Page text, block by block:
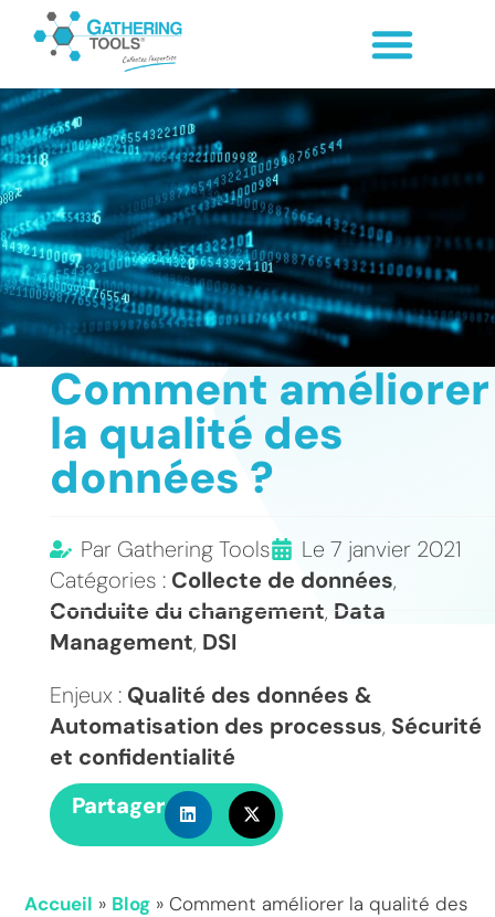
Comment améliorer
la qualité des
données ?
ParGathering Tools Le 7 janvier 2021
Catégories : Collecte de données,
Conduite du changement, Data
Management, DSI
Enjeux : Qualité des données &
Automatisation des processus, Sécurité
et confidentialité
Partager
Accueil » Blog » Comment améliorer la qualité des